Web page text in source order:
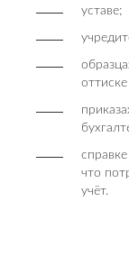
уставе;
что
учёт.